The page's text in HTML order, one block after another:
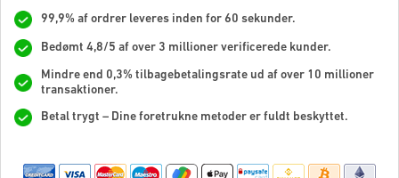
99,9% af ordrer leveres inden for 60 sekunder.
Bedømt 4,8/5 af over 3 millioner verificerede kunder.
Mindre end 0,3% tilbagebetalingsrate ud af over 10 millioner
transaktioner.
Betal trygt – Dine foretrukne metoder er fuldt beskyttet.